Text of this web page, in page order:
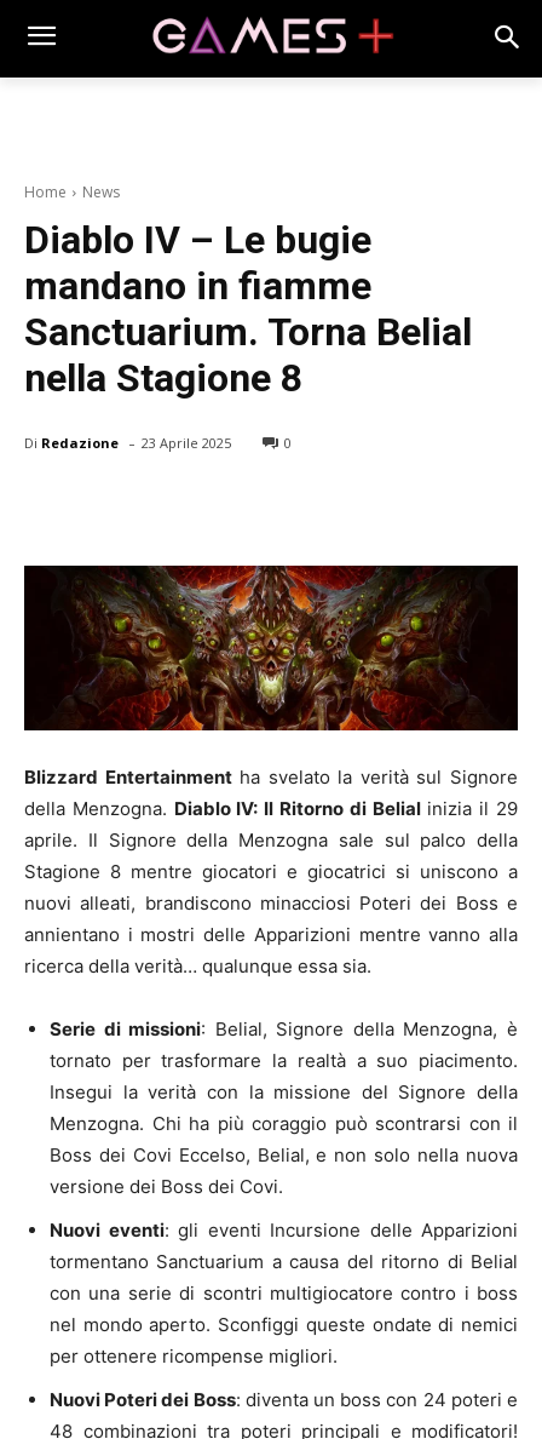
Home News
Diablo IV – Le bugie
mandano in fiamme
Sanctuarium. Torna Belial
nella Stagione 8
Di Redazione - 23 Aprile 2025 0
Blizzard Entertainmentha svelato la verità sul Signore
della Menzogna. Diablo IV: Il Ritorno di Belialinizia il 29
aprile. Il Signore della Menzogna sale sul palco della
Stagione 8 mentre giocatori e giocatrici si uniscono a
nuovi alleati, brandiscono minacciosi Poteri dei Boss e
annientano i mostri delle Apparizioni mentre vanno alla
ricerca della verità… qualunque essa sia.
Serie di missioni: Belial, Signore della Menzogna, è
tornato per trasformare la realtà a suo piacimento.
Insegui la verità con la missione del Signore della
Menzogna. Chi ha più coraggio può scontrarsi con il
Boss dei Covi Eccelso, Belial, e non solo nella nuova
versione dei Boss dei Covi.
Nuovi eventi: gli eventi Incursione delle Apparizioni
tormentano Sanctuarium a causa del ritorno di Belial
con una serie di scontri multigiocatore contro i boss
nel mondo aperto. Sconfiggi queste ondate di nemici
per ottenere ricompense migliori.
Nuovi Poteri dei Boss: diventa un boss con 24 poteri e
48 combinazioni tra poteri principali e modificatori!